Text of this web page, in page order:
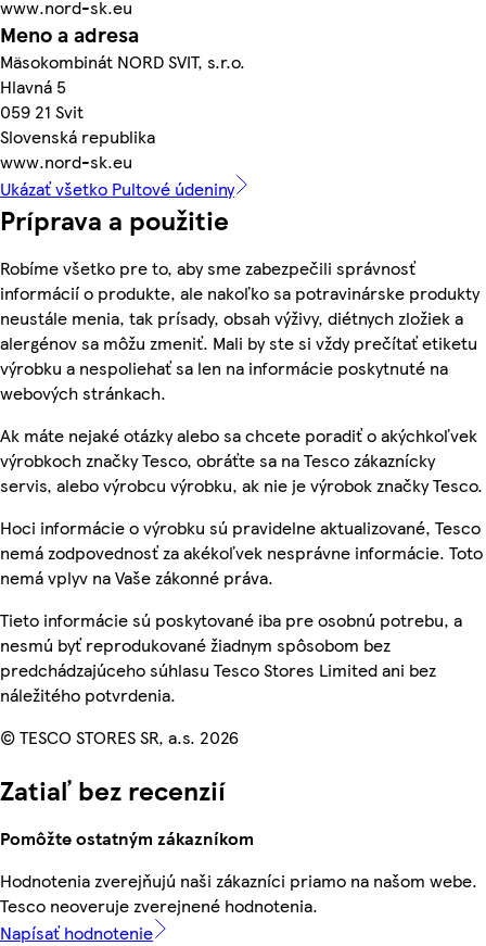
www.nord-sk.eu
Meno a adresa
Mäsokombinát NORD SVIT, s.r.o.
Hlavná 5
059 21 Svit
Slovenská republika
www.nord-sk.eu
Ukázať všetko Pultové údeniny
Príprava a použitie
Robíme všetko pre to, aby sme zabezpečili správnosť
informácií o produkte, ale nakoľko sa potravinárske produkty
neustále menia, tak prísady, obsah výživy, diétnych zložiek a
alergénov sa môžu zmeniť. Mali by ste si vždy prečítať etiketu
výrobku a nespoliehať sa len na informácie poskytnuté na
webových stránkach.
Ak máte nejaké otázky alebo sa chcete poradiť o akýchkoľvek
výrobkoch značky Tesco, obráťte sa na Tesco zákaznícky
servis, alebo výrobcu výrobku, ak nie je výrobok značky Tesco.
Hoci informácie o výrobku sú pravidelne aktualizované, Tesco
nemá zodpovednosť za akékoľvek nesprávne informácie. Toto
nemá vplyv na Vaše zákonné práva.
Tieto informácie sú poskytované iba pre osobnú potrebu, a
nesmú byť reprodukované žiadnym spôsobom bez
predchádzajúceho súhlasu Tesco Stores Limited ani bez
náležitého potvrdenia.
© TESCO STORES SR, a.s. 2026
Zatiaľ bez recenzií
Pomôžte ostatným zákazníkom
Hodnotenia zverejňujú naši zákazníci priamo na našom webe.
Tesco neoveruje zverejnené hodnotenia.
Napísať hodnotenie